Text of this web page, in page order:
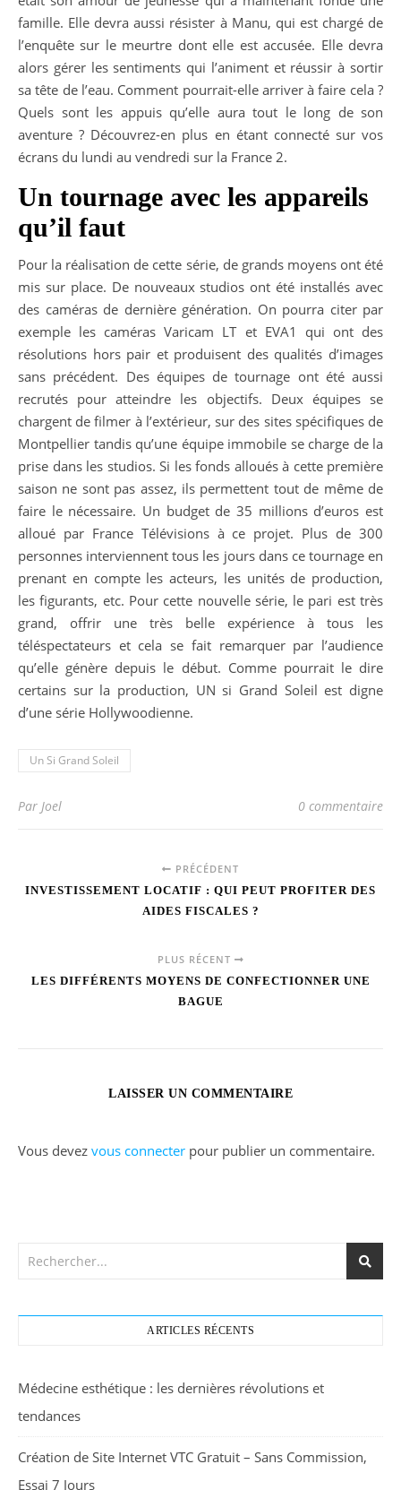
famille. Elle devra aussi résister à Manu, qui est chargé de
l’enquête sur le meurtre dont elle est accusée. Elle devra
alors gérer les sentiments qui l’animent et réussir à sortir
sa tête de l’eau. Comment pourrait-elle arriver à faire cela ?
Quels sont les appuis qu’elle aura tout le long de son
aventure ? Découvrez-en plus en étant connecté sur vos
écrans du lundi au vendredi sur la France 2.
Un tournage avec les appareils
qu’il faut
Pour la réalisation de cette série, de grands moyens ont été
mis sur place. De nouveaux studios ont été installés avec
des caméras de dernière génération. On pourra citer par
exemple les caméras Varicam LT et EVA1 qui ont des
résolutions hors pair et produisent des qualités d’images
sans précédent. Des équipes de tournage ont été aussi
recrutés pour atteindre les objectifs. Deux équipes se
chargent de filmer à l’extérieur, sur des sites spécifiques de
Montpellier tandis qu’une équipe immobile se charge de la
prise dans les studios. Si les fonds alloués à cette première
saison ne sont pas assez, ils permettent tout de même de
faire le nécessaire. Un budget de 35 millions d’euros est
alloué par France Télévisions à ce projet. Plus de 300
personnes interviennent tous les jours dans ce tournage en
prenant en compte les acteurs, les unités de production,
les figurants, etc. Pour cette nouvelle série, le pari est très
grand, offrir une très belle expérience à tous les
téléspectateurs et cela se fait remarquer par l’audience
qu’elle génère depuis le début. Comme pourrait le dire
certains sur la production, UN si Grand Soleil est digne
d’une série Hollywoodienne.
Un Si Grand Soleil
Par Joel 0 commentaire
PRÉCÉDENT
INVESTISSEMENT LOCATIF : QUI PEUT PROFITER DES
AIDES FISCALES ?
PLUS RÉCENT
LES DIFFÉRENTS MOYENS DE CONFECTIONNER UNE
BAGUE
LAISSER UN COMMENTAIRE
Vous devez vous connecter pour publier un commentaire.
ARTICLES RÉCENTS
Médecine esthétique : les dernières révolutions et
tendances
Création de Site Internet VTC Gratuit – Sans Commission,
Essai 7 Jours